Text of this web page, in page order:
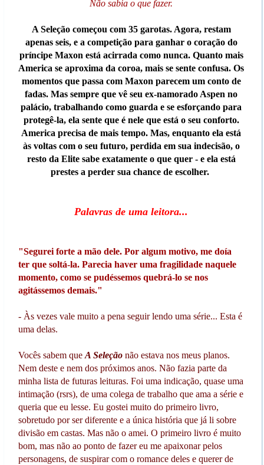
Não sabia o que fazer.
A Seleção começou com 35 garotas. Agora, restam
apenas seis, e a competição para ganhar o coração do
príncipe Maxon está acirrada como nunca. Quanto mais
America se aproxima da coroa, mais se sente confusa. Os
momentos que passa com Maxon parecem um conto de
fadas. Mas sempre que vê seu ex-namorado Aspen no
palácio, trabalhando como guarda e se esforçando para
protegê-la, ela sente que é nele que está o seu conforto.
America precisa de mais tempo. Mas, enquanto ela está
às voltas com o seu futuro, perdida em sua indecisão, o
resto da Elite sabe exatamente o que quer - e ela está
prestes a perder sua chance de escolher.
Palavras de uma leitora...
"Segurei forte a mão dele. Por algum motivo, me doía
ter que soltá-la. Parecia haver uma fragilidade naquele
momento, como se pudéssemos quebrá-lo se nos
agitássemos demais."
- Às vezes vale muito a pena seguir lendo uma série... Esta é
uma delas.
Vocês sabem queA Seleçãonão estava nos meus planos.
Nem deste e nem dos próximos anos. Não fazia parte da
minha lista de futuras leituras. Foi uma indicação, quase uma
intimação (rsrs), de uma colega de trabalho que ama a série e
queria que eu lesse. Eu gostei muito do primeiro livro,
sobretudo por ser diferente e a única história que já li sobre
divisão em castas. Mas não o amei. O primeiro livro é muito
bom, mas não ao ponto de fazer eu me apaixonar pelos
personagens, de suspirar com o romance deles e querer de